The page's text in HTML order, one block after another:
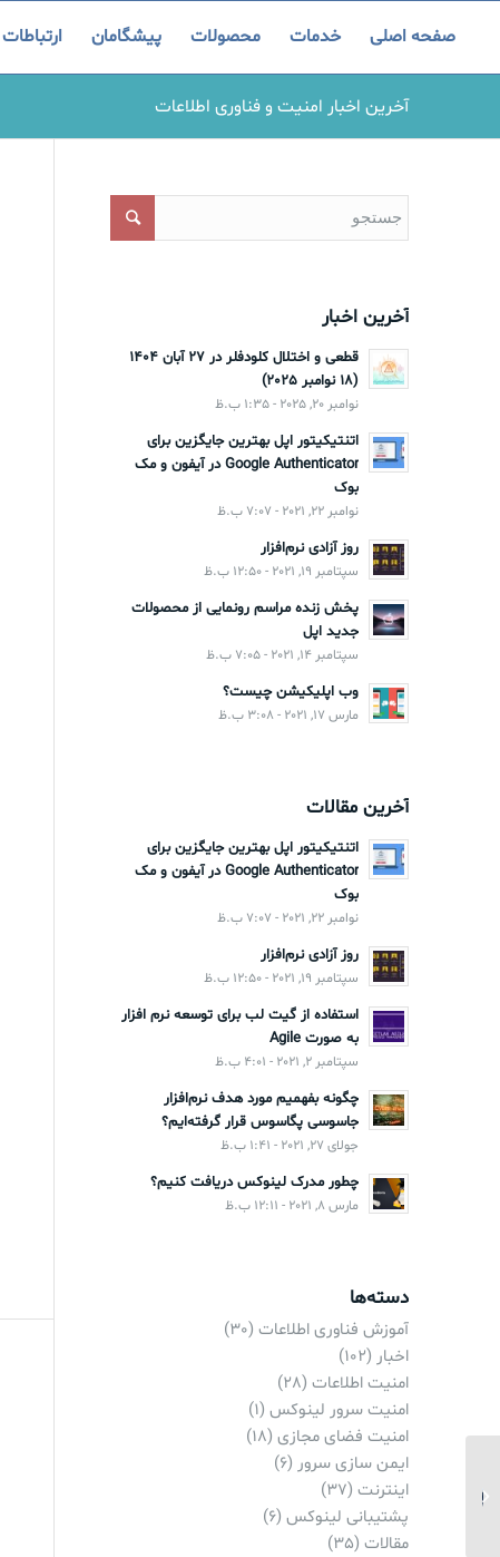
صفحه اصلی خدمات محصولات پیشگامان ارتباطات
آخرین اخبار امنیت و فناوری اطلاعات
آخرین اخبار
قطعی و اختلال کلودفلر در 27 آبان 1404
(18 نوامبر 2025)
نوامبر 20, 2025 - 1:35 ب.ظ
اتنتیکیتور اپل بهترین جایگزین برای
Google Authenticator در آیفون و مک
بوک
نوامبر 22, 2021 - 7:07 ب.ظ
روز آزادی نرم‌افزار
سپتامبر 19, 2021 - 12:50 ب.ظ
پخش زنده مراسم رونمایی از محصولات
جدید اپل
سپتامبر 14, 2021 - 7:05 ب.ظ
وب اپلیکیشن چیست؟
مارس 17, 2021 - 3:08 ب.ظ
آخرین مقالات
اتنتیکیتور اپل بهترین جایگزین برای
Google Authenticator در آیفون و مک
بوک
نوامبر 22, 2021 - 7:07 ب.ظ
روز آزادی نرم‌افزار
سپتامبر 19, 2021 - 12:50 ب.ظ
استفاده از گیت لب برای توسعه نرم افزار
به صورت Agile
سپتامبر 2, 2021 - 4:01 ب.ظ
چگونه بفهمیم مورد هدف نرم‌افزار
جاسوسی پگاسوس قرار گرفته‌ایم؟
جولای 27, 2021 - 1:41 ب.ظ
چطور مدرک لینوکس دریافت کنیم؟
مارس 8, 2021 - 12:11 ب.ظ
دسته‌ها
آموزش فناوری اطلاعات (30)
اخبار (102)
امنیت اطلاعات (28)
امنیت سرور لینوکس (1)
امنیت فضای مجازی (18)
ایمن سازی سرور (6)
اینترنت (37)
پشتیبانی لینوکس (6)
مقالات (35)
بحبوحه جدال دولت آمریکا
با هواوی...